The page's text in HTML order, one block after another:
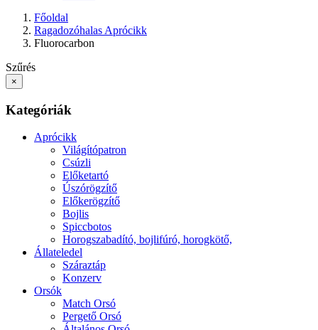
Főoldal
Ragadozóhalas Aprócikk
Fluorocarbon
Szűrés
×
Kategóriák
Aprócikk
Világítópatron
Csúzli
Előketartó
Úszórögzítő
Előkerögzítő
Bojlis
Spiccbotos
Horogszabadító, bojlifúró, horogkötő,
Állateledel
Száraztáp
Konzerv
Orsók
Match Orsó
Pergető Orsó